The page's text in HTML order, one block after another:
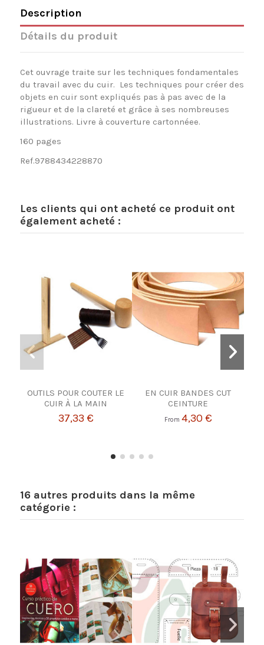
Description
Détails du produit
Cet ouvrage traite sur les techniques fondamentales
du travail avec du cuir. Les techniques pour créer des
objets en cuir sont expliqués pas à pas avec de la
rigueur et de la clareté et grâce à ses nombreuses
illustrations. Livre à couverture cartonnéee.
160 pages
Ref.9788434228870
Les clients qui ont acheté ce produit ont
également acheté :
OUTILS POUR COUTER LE
CUIR À LA MAIN
37,33 €
EN CUIR BANDES CUT
CEINTURE
From 4,30 €
16 autres produits dans la même
catégorie :